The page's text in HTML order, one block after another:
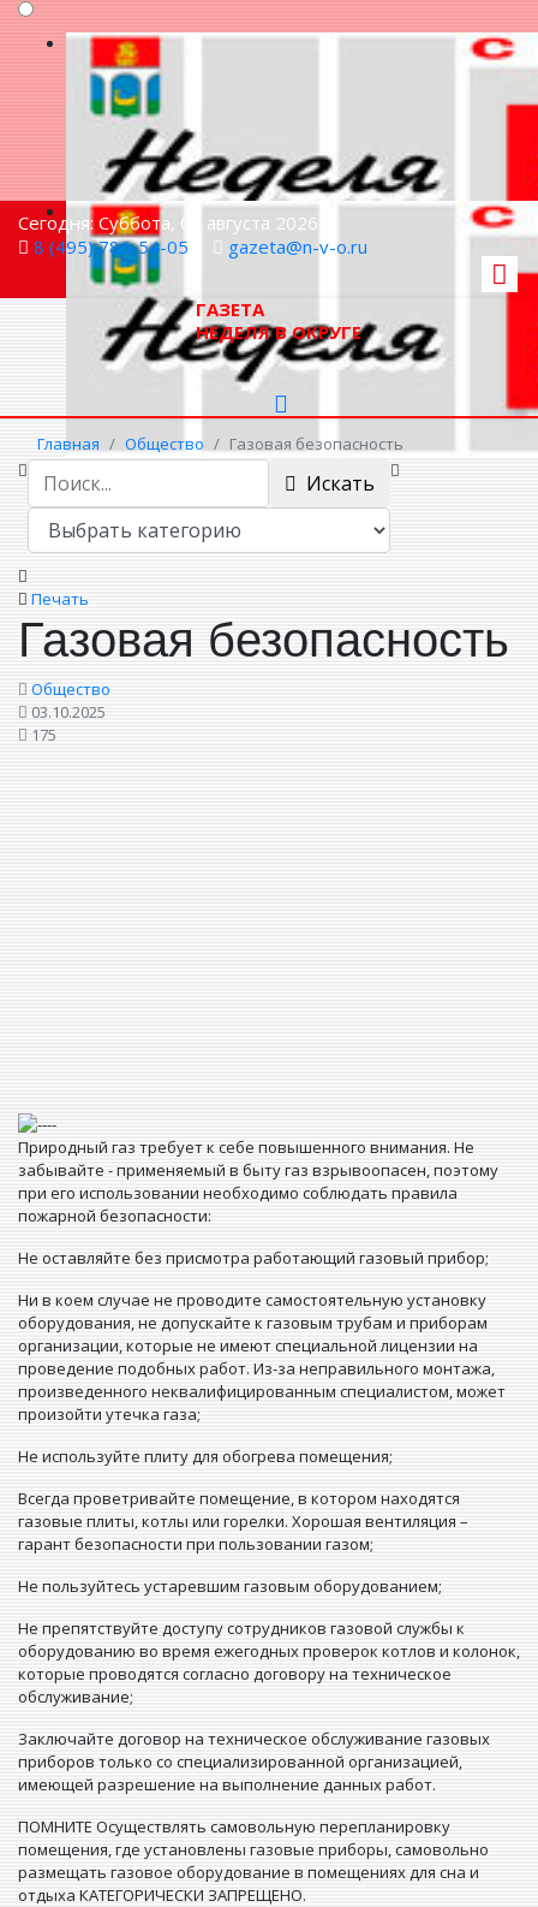
Сегодня: Суббота, 08 августа 2026
8 (495) 786-54-05
gazeta@n-v-o.ru
ГАЗЕТА
НЕДЕЛЯ В ОКРУГЕ
Главная Общество Газовая безопасность
Искать
Печать
Газовая безопасность
Общество
03.10.2025
175
Природный газ требует к себе повышенного внимания. Не
забывайте - применяемый в быту газ взрывоопасен, поэтому
при его использовании необходимо соблюдать правила
пожарной безопасности:
Не оставляйте без присмотра работающий газовый прибор;
Ни в коем случае не проводите самостоятельную установку
оборудования, не допускайте к газовым трубам и приборам
организации, которые не имеют специальной лицензии на
проведение подобных работ. Из-за неправильного монтажа,
произведенного неквалифицированным специалистом, может
произойти утечка газа;
Не используйте плиту для обогрева помещения;
Всегда проветривайте помещение, в котором находятся
газовые плиты, котлы или горелки. Хорошая вентиляция –
гарант безопасности при пользовании газом;
Не пользуйтесь устаревшим газовым оборудованием;
Не препятствуйте доступу сотрудников газовой службы к
оборудованию во время ежегодных проверок котлов и колонок,
которые проводятся согласно договору на техническое
обслуживание;
Заключайте договор на техническое обслуживание газовых
приборов только со специализированной организацией,
имеющей разрешение на выполнение данных работ.
ПОМНИТЕ Осуществлять самовольную перепланировку
помещения, где установлены газовые приборы, самовольно
размещать газовое оборудование в помещениях для сна и
отдыха КАТЕГОРИЧЕСКИ ЗАПРЕЩЕНО.